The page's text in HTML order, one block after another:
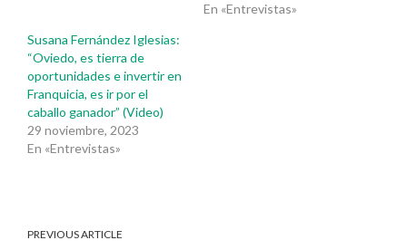
En «Entrevistas»
Susana Fernández Iglesias:
“Oviedo, es tierra de
oportunidades e invertir en
Franquicia, es ir por el
caballo ganador” (Video)
29 noviembre, 2023
En «Entrevistas»
PREVIOUS ARTICLE